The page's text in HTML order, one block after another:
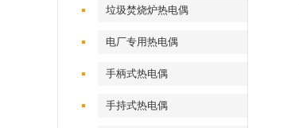
垃圾焚烧炉热电偶
电厂专用热电偶
手柄式热电偶
手持式热电偶